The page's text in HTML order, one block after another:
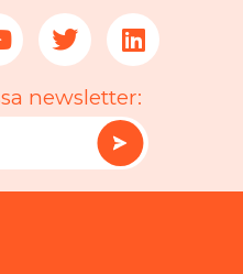
newsletter: